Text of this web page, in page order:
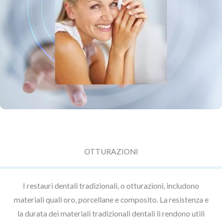
OTTURAZIONI
I restauri dentali tradizionali, o otturazioni, includono
materiali quali oro, porcellane e composito. La resistenza e
la durata dei materiali tradizionali dentali li rendono utili